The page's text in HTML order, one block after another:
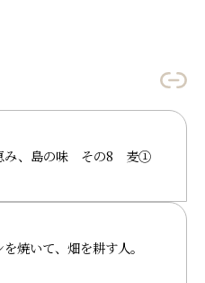
み、島の味 その8 麦①
焼いて、畑を耕す人。